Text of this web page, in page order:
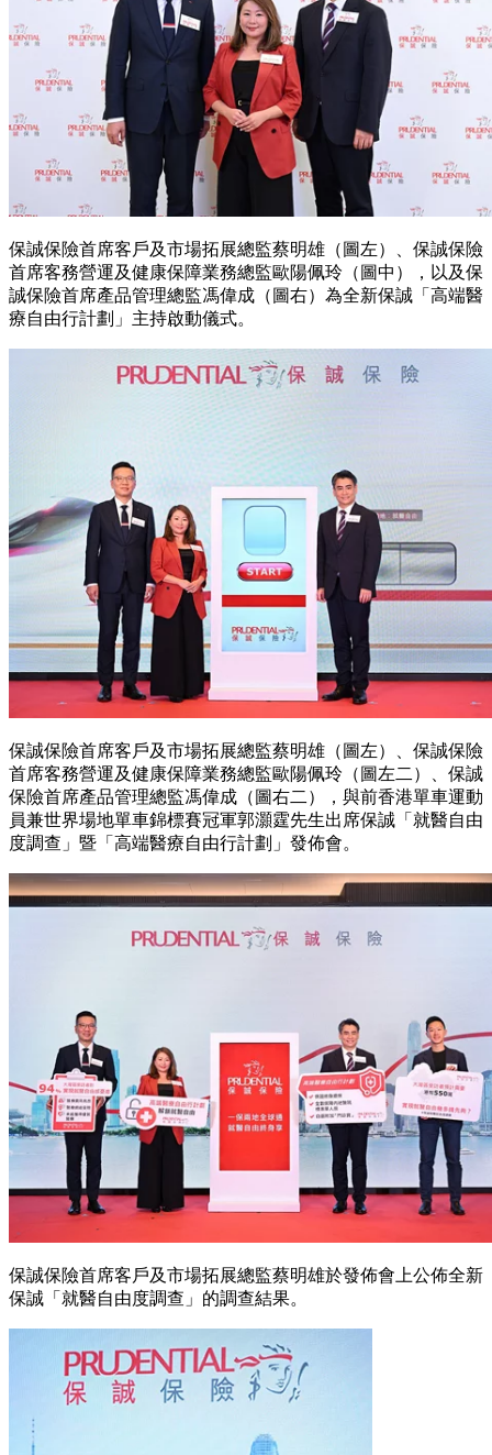
保誠保險首席客戶及市場拓展總監蔡明雄（圖左）、保誠保險
首席客務營運及健康保障業務總監歐陽佩玲（圖中），以及保
誠保險首席產品管理總監馮偉成（圖右）為全新保誠「高端醫
療自由行計劃」主持啟動儀式。
保誠保險首席客戶及市場拓展總監蔡明雄（圖左）、保誠保險
首席客務營運及健康保障業務總監歐陽佩玲（圖左二）、保誠
保險首席產品管理總監馮偉成（圖右二），與前香港單車運動
員兼世界場地單車錦標賽冠軍郭灝霆先生出席保誠「就醫自由
度調查」暨「高端醫療自由行計劃」發佈會。
保誠保險首席客戶及市場拓展總監蔡明雄於發佈會上公佈全新
保誠「就醫自由度調查」的調查結果。